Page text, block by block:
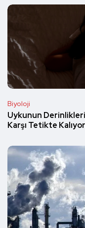
Biyoloji
Uykunun
Karşı Tetikte Kalıyor